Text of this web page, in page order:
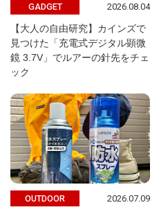
GADGET 2026.08.04
【大人の自由研究】カインズで
見つけた「充電式デジタル顕微
鏡 3.7V」でルアーの針先をチェ
ック
OUTDOOR 2026.07.09